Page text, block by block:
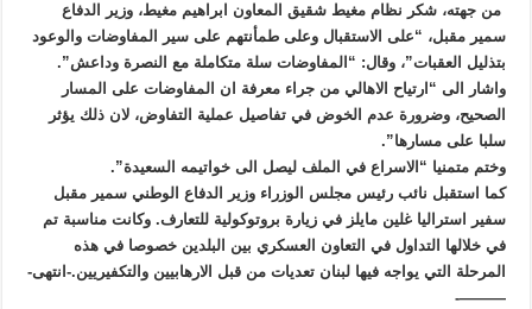
من جهته، شكر نظام مغيط شقيق المعاون ابراهيم مغيط، وزير الدفاع
سمير مقبل، “على الاستقبال وعلى طمأنتهم على سير المفاوضات والوعود
بتذليل العقبات”، وقال: “المفاوضات سلة متكاملة مع النصرة وداعش”.
واشار الى “ارتياح الاهالي من جراء معرفة ان المفاوضات على المسار
الصحيح، وضرورة عدم الخوض في تفاصيل عملية التفاوض، لان ذلك يؤثر
سلبا على مسارها”.
وختم متمنيا “الاسراع في الملف ليصل الى خواتيمه السعيدة”.
كما استقبل نائب رئيس مجلس الوزراء وزير الدفاع الوطني سمير مقبل
سفير استراليا غلين مايلز في زيارة بروتوكولية للتعارف. وكانت مناسبة تم
في خلالها التداول في التعاون العسكري بين البلدين خصوصا في هذه
المرحلة التي يواجه فيها لبنان تعديات من قبل الارهابيين والتكفيريين.-انتهى-
———-